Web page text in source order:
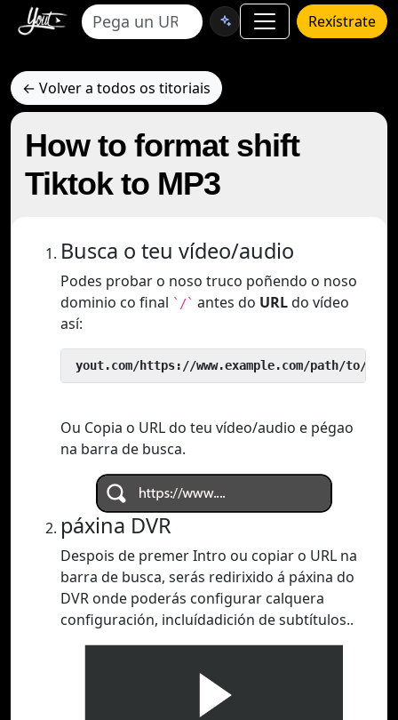
Rexístrate
← Volver a todos os titoriais
How to format shift
Tiktok to MP3
Busca o teu vídeo/audio
Podes probar o noso truco poñendo o noso
dominio co final `/` antes do URLdo vídeo
así:
yout.com/https://www.example.com/path/to/
Ou Copia o URL do teu vídeo/audio e pégao
na barra de busca.
páxina DVR
Despois de premer Intro ou copiar o URL na
barra de busca, serás redirixido á páxina do
DVR onde poderás configurar calquera
configuración, incluídadición de subtítulos..